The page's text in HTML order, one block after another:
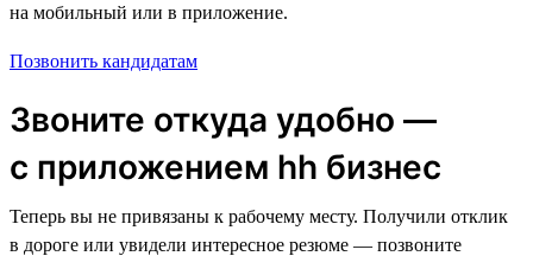
на мобильный или в приложение.
Позвонить кандидатам
Звоните откуда удобно —
с приложением hh бизнес
Теперь вы не привязаны к рабочему месту. Получили отклик
в дороге или увидели интересное резюме — позвоните